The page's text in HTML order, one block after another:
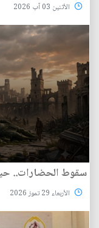
الأثنين 03 آب 2026
سقوط الحضارات..
الأربعاء 29 تموز 2026